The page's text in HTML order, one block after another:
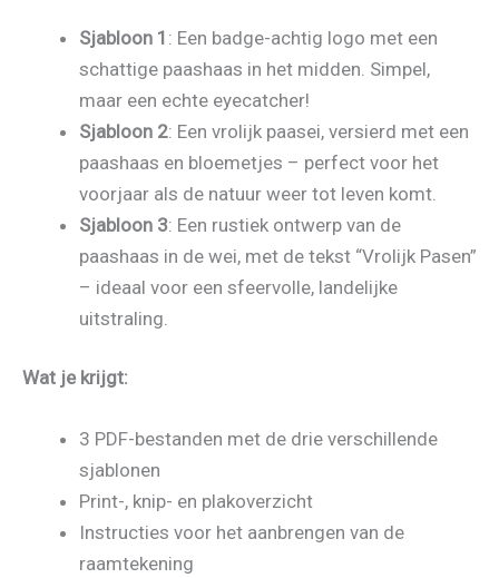
Sjabloon 1 : Een badge-achtig logo met een
schattige paashaas in het midden. Simpel,
maar een echte eyecatcher!
Sjabloon 2: Een vrolijk paasei, versierd met een
paashaas en bloemetjes – perfect voor het
voorjaar als de natuur weer tot leven komt.
Sjabloon 3: Een rustiek ontwerp van de
paashaas in de wei, met de tekst “Vrolijk Pasen”
– ideaal voor een sfeervolle, landelijke
uitstraling.
Wat je krijgt:
3 PDF-bestanden met de drie verschillende
sjablonen
Print-, knip- en plakoverzicht
Instructies voor het aanbrengen van de
raamtekening